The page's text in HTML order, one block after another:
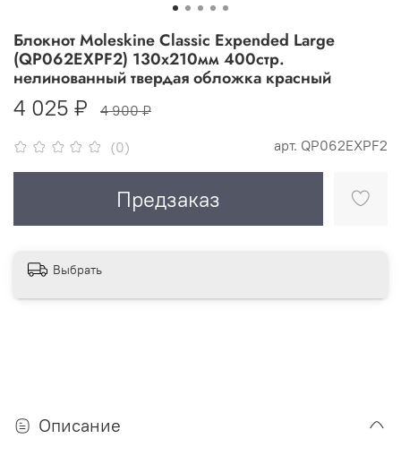
(0) арт. QP062EXPF2
Блокнот Moleskine Classic Expended Large
(QP062EXPF2) 130х210мм 400стр.
нелинованный твердая обложка красный
4 025 ₽ 4 900 ₽
Предзаказ
Выбрать
Описание